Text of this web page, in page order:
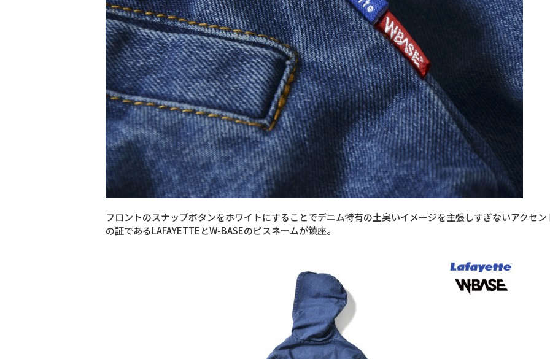
フロントのスナップボタンをホワイトにすることでデニム特有の土臭いイメージを主張しすぎないアクセ
の証であるLAFAYETTEとW-BASEのピスネームが鎮座。